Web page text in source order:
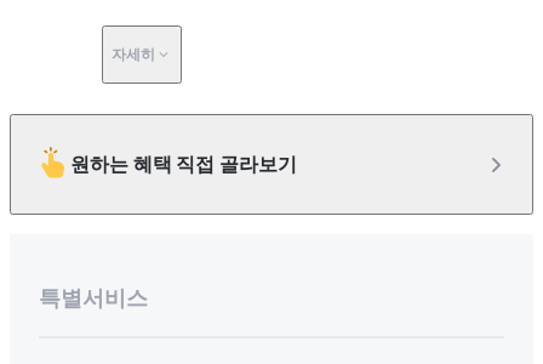
자세히
원하는 혜택 직접 골라보기
특별서비스